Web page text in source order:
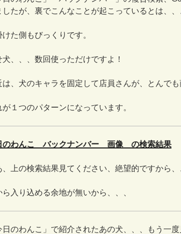
したが、裏でこんなことが起こっているとは、、
けた側もびっくりです。
犬、、、数回使っただけですよ！
は、犬のキャラを固定して店員さんが、とんでも
が１つのパターンになっています。
のわんこ バックナンバー 画像 の検索結果
、上の検索結果見てください、絶望的ですから、
ら入り込める余地が無いから、、、
日のわんこ」で紹介されたあの犬、、、もう一度